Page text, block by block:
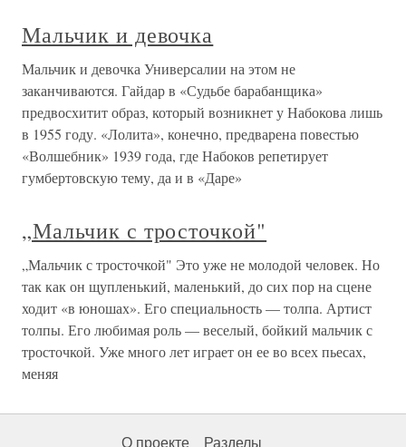
Мальчик и девочка
Мальчик и девочка Универсалии на этом не
заканчиваются. Гайдар в «Судьбе барабанщика»
предвосхитит образ, который возникнет у Набокова лишь
в 1955 году. «Лолита», конечно, предварена повестью
«Волшебник» 1939 года, где Набоков репетирует
гумбертовскую тему, да и в «Даре»
„Мальчик с тросточкой"
„Мальчик с тросточкой" Это уже не молодой человек. Но
так как он щупленький, маленький, до сих пор на сцене
ходит «в юношах». Его специальность — толпа. Артист
толпы. Его любимая роль — веселый, бойкий мальчик с
тросточкой. Уже много лет играет он ее во всех пьесах,
меняя
О проекте Разделы